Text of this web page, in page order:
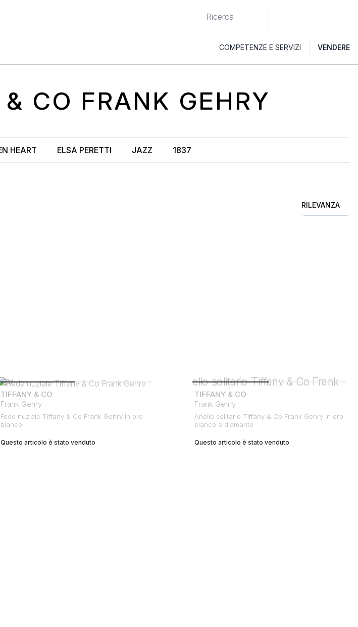
COMPETENZE E SERVIZI VENDERE
CO FRANK GEHRY
HEART ELSA PERETTI JAZZ 1837
RILEVANZA
TIFFANY & CO
Frank Gehry
Fede nuziale Tiffany & Co Frank Gehry in oro
bianco
Questo articolo è stato venduto
TIFFANY & CO
Frank Gehry
Anello solitario Tiffany & Co Frank Gehry in oro
bianco e diamante
Questo articolo è stato venduto